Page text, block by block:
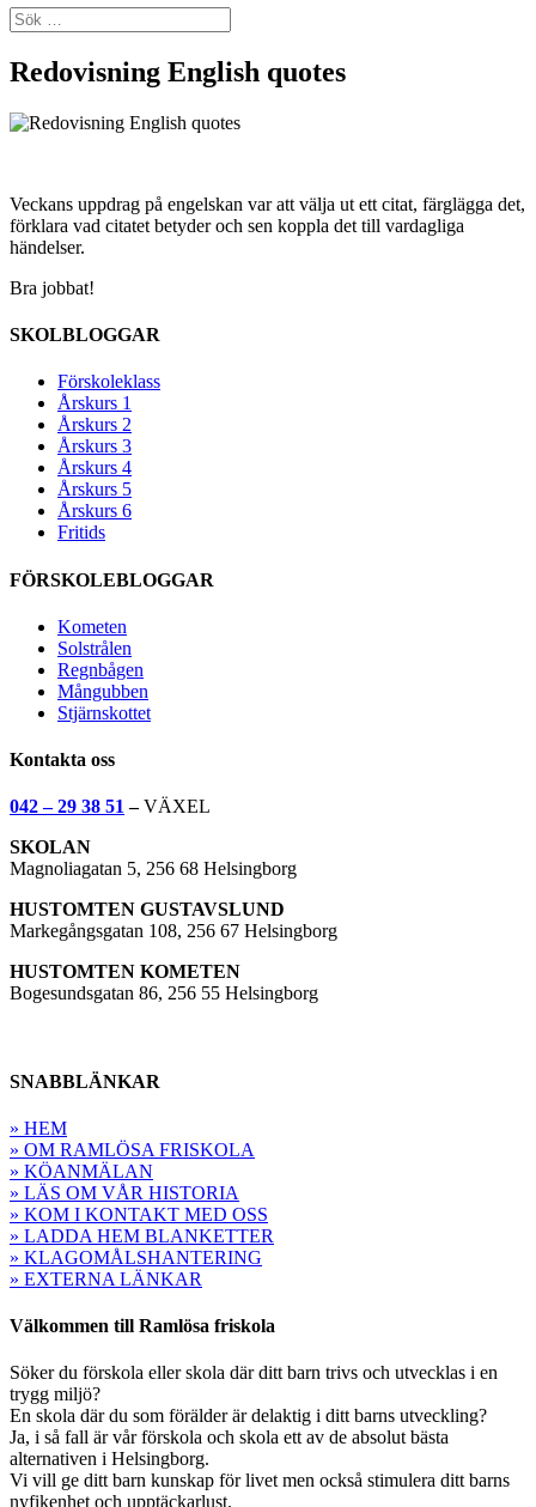
Redovisning English quotes
Veckans uppdrag på engelskan var att välja ut ett citat, färglägga det,
förklara vad citatet betyder och sen koppla det till vardagliga
händelser.
Bra jobbat!
SKOLBLOGGAR
Förskoleklass
Årskurs 1
Årskurs 2
Årskurs 3
Årskurs 4
Årskurs 5
Årskurs 6
Fritids
FÖRSKOLEBLOGGAR
Kometen
Solstrålen
Regnbågen
Mångubben
Stjärnskottet
Kontakta oss
042 – 29 38 51–VÄXEL
SKOLAN
Magnoliagatan 5, 256 68 Helsingborg
HUSTOMTEN GUSTAVSLUND
Markegångsgatan 108, 256 67 Helsingborg
HUSTOMTEN KOMETEN
Bogesundsgatan 86, 256 55 Helsingborg
SNABBLÄNKAR
» HEM
» OM RAMLÖSA FRISKOLA
» KÖANMÄLAN
» LÄS OM VÅR HISTORIA
» KOM I KONTAKT MED OSS
» LADDA HEM BLANKETTER
» KLAGOMÅLSHANTERING
» EXTERNA LÄNKAR
Välkommen till Ramlösa friskola
Söker du förskola eller skola där ditt barn trivs och utvecklas i en
trygg miljö?
En skola där du som förälder är delaktig i ditt barns utveckling?
Ja, i så fall är vår förskola och skola ett av de absolut bästa
alternativen i Helsingborg.
Vi vill ge ditt barn kunskap för livet men också stimulera ditt barns
nyfikenhet och upptäckarlust.